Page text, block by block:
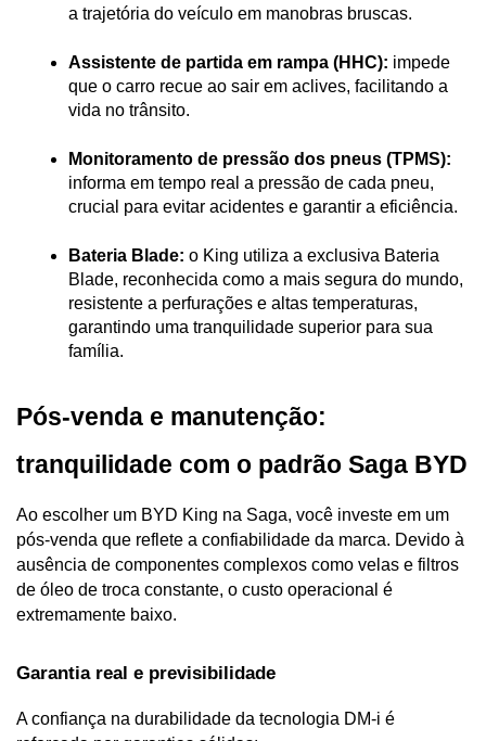
a trajetória do veículo em manobras bruscas.
Assistente de partida em rampa (HHC): impede
que o carro recue ao sair em aclives, facilitando a
vida no trânsito.
Monitoramento de pressão dos pneus (TPMS):
informa em tempo real a pressão de cada pneu,
crucial para evitar acidentes e garantir a eficiência.
Bateria Blade: o King utiliza a exclusiva Bateria
Blade, reconhecida como a mais segura do mundo,
resistente a perfurações e altas temperaturas,
garantindo uma tranquilidade superior para sua
família.
Pós-venda e manutenção:
tranquilidade com o padrão Saga BYD
Ao escolher um BYD King na Saga, você investe em um
pós-venda que reflete a confiabilidade da marca. Devido à
ausência de componentes complexos como velas e filtros
de óleo de troca constante, o custo operacional é
extremamente baixo.
Garantia real e previsibilidade
A confiança na durabilidade da tecnologia DM-i é